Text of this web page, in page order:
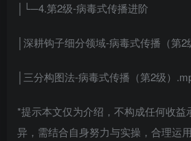
│└─4.第2级-病毒式传播进阶
│深耕钩子细分领域-病毒式传播（第
│三分构图法-病毒式传播（第2级）
*提示本文仅为介绍，不构成任何收益
异，需结合自身努力与实操，合理运